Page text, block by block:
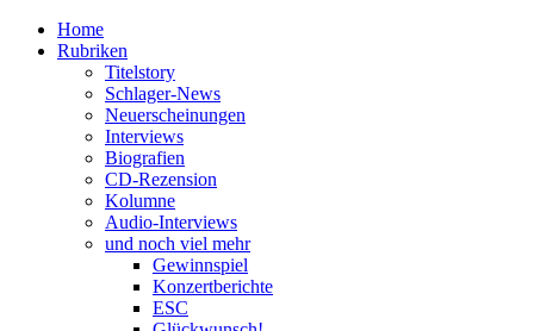
Home
Rubriken
Titelstory
Schlager-News
Neuerscheinungen
Interviews
Biografien
CD-Rezension
Kolumne
Audio-Interviews
und noch viel mehr
Gewinnspiel
Konzertberichte
ESC